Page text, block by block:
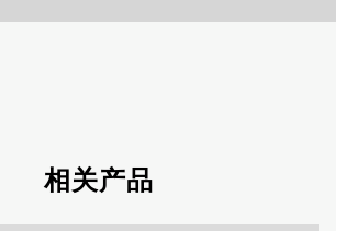
相关产品